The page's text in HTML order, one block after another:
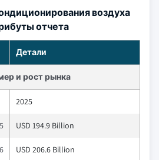
воздуха
отчета
Детали
и рост рынка
2025
USD 194.9 Billion
USD 206.6 Billion